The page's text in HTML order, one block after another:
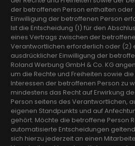
der betroffenen Person enthalten
Einwilligung der betroffenen Person
Ist die Entscheidung (1) für den
eines Vertrags zwischen der
Verantwortlichen erforderlich oder (2)
ausdrücklicher Einwilligung der
Roland Werbung GmbH & Co. KG
um die Rechte und Freiheiten sowie
Interessen der betroffenen Person zu
mindestens das Recht auf Erwirkung
Person seitens des Verantwortlichen,
eigenen Standpunkts und auf
gehört. Möchte die betroffene Person
automatisierte Entscheidungen
sich hierzu jederzeit an einen